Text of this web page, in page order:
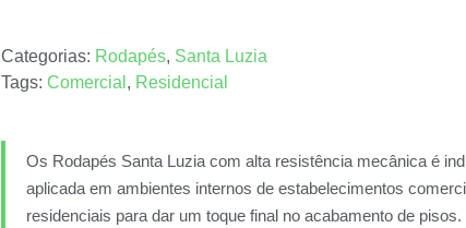
Categorias: Rodapés, Santa Luzia
Tags: Comercial , Residencial
Os Rodapés Santa Luzia com alta resistência mecânica é
aplicada em ambientes internos de estabelecimentos
residenciais para dar um toque final no acabamento de pisos.